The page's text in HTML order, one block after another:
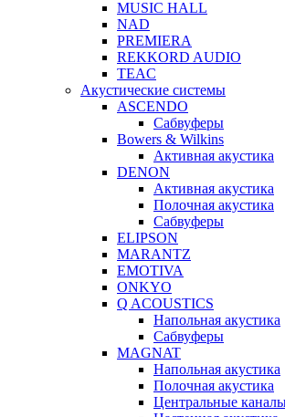
MUSIC HALL
NAD
PREMIERA
REKKORD AUDIO
TEAC
Акустические системы
ASCENDO
Сабвуферы
Bowers & Wilkins
Активная акустика
DENON
Активная акустика
Полочная акустика
Сабвуферы
ELIPSON
MARANTZ
EMOTIVA
ONKYO
Q ACOUSTICS
Напольная акустика
Сабвуферы
MAGNAT
Напольная акустика
Полочная акустика
Центральные